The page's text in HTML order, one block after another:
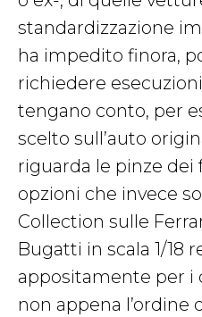
standardizzazione
ha impedito finora,
richiedere
tengano conto, per
scelto sull’auto
riguarda le pinze dei
opzioni che invece
Collection sulle
Bugatti in scala 1/18
appositamente per i
non appena l’ordine